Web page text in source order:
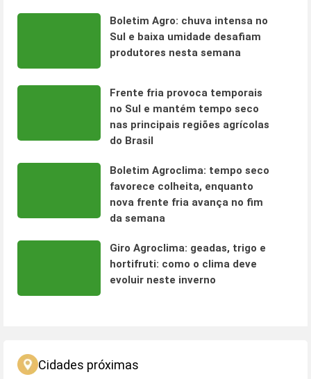
Boletim Agro: chuva intensa no
Sul e baixa umidade desafiam
produtores nesta semana
Frente fria provoca temporais
no Sul e mantém tempo seco
nas principais regiões agrícolas
do Brasil
Boletim Agroclima: tempo seco
favorece colheita, enquanto
nova frente fria avança no fim
da semana
Giro Agroclima: geadas, trigo e
hortifruti: como o clima deve
evoluir neste inverno
Cidades próximas